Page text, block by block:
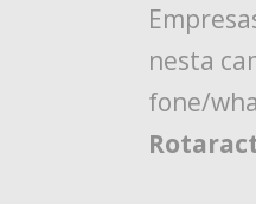
nesta
fone/